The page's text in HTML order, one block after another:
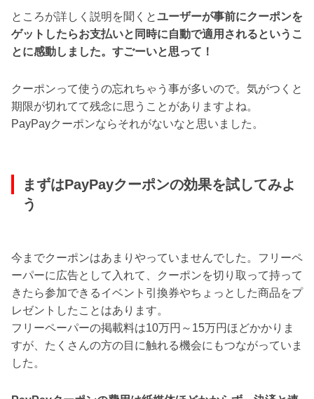
ところが詳しく説明を聞くとユーザーが事前にクーポンを
ゲットしたらお支払いと同時に自動で適用されるというこ
とに感動しました。すごーいと思って！
クーポンって使うの忘れちゃう事が多いので。気がつくと
期限が切れてて残念に思うことがありますよね。
PayPayクーポンならそれがないなと思いました。
まずはPayPayクーポンの効果を試してみよ
う
今までクーポンはあまりやっていませんでした。フリーペ
ーパーに広告として入れて、クーポンを切り取って持って
きたら参加できるイベント引換券やちょっとした商品をプ
レゼントしたことはあります。
フリーペーパーの掲載料は10万円～15万円ほどかかりま
すが、たくさんの方の目に触れる機会にもつながっていま
した。